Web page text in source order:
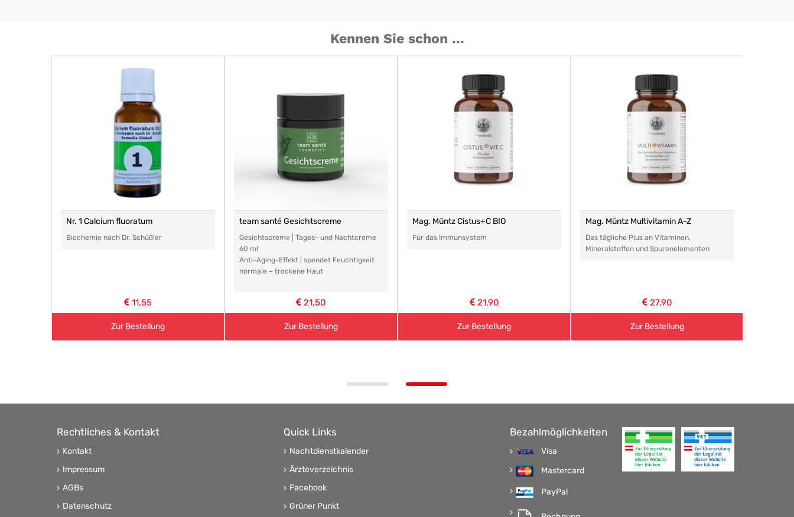
Kennen Sie schon ...
Nr. 1 Calcium fluoratum
Biochemie nach Dr. Schüßler
11,55
Zur Bestellung
team santé Gesichtscreme
Gesichtscreme | Tages- und Nachtcreme
60 ml
Anti-Aging-Effekt | spendet Feuchtigkeit
normale – trockene Haut
21,50
Zur Bestellung
Mag. Müntz Cistus+C BIO
Für das Immunsystem
21,90
Zur Bestellung
Mag. Müntz Multivitamin A-Z
Das tägliche Plus an Vitaminen,
Mineralstoffen und Spurenelementen
27,90
Zur Bestellung
Rechtliches & Kontakt
Kontakt
Impressum
AGBs
Datenschutz
Quick Links
Nachtdienstkalender
Ärzteverzeichnis
Facebook
Grüner Punkt
Bezahlmöglichkeiten
Visa
Mastercard
PayPal